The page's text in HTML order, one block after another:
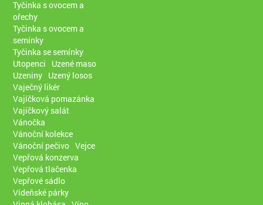
Tyčinka s ovocem a
ořechy
Tyčinka s ovocem a
semínky
Tyčinka se semínky
Utopenci
Uzené maso
Uzeniny Uzený losos
Vaječný likér
Vajíčková pomazánka
Vajíčkový salát
Vánočka
Vánoční kolekce
Vánoční pečivo Vejce
Vepřová konzerva
Vepřová tlačenka
Vepřové sádlo
Vídeňské párky